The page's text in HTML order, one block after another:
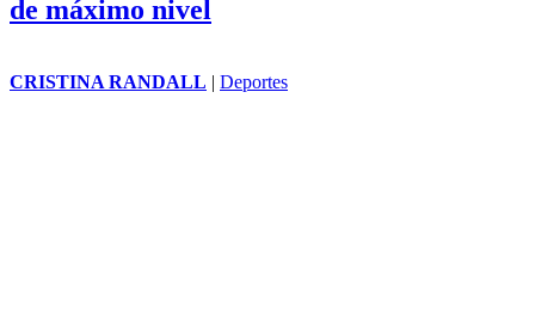
de máximo nivel
CRISTINA RANDALL | Deportes